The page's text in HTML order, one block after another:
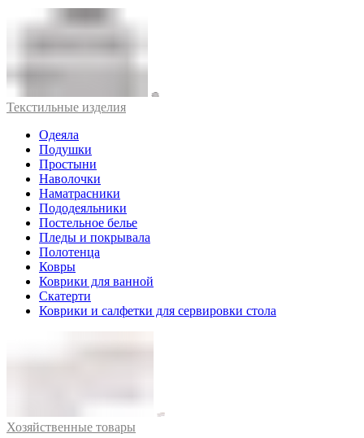
Текстильные изделия
Одеяла
Подушки
Простыни
Наволочки
Наматрасники
Пододеяльники
Постельное белье
Пледы и покрывала
Полотенца
Ковры
Коврики для ванной
Скатерти
Коврики и салфетки для сервировки стола
Хозяйственные товары